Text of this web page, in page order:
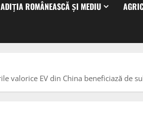
ROMÂNEASCĂ ȘI MEDIU
valorice EV din China beneficiază de